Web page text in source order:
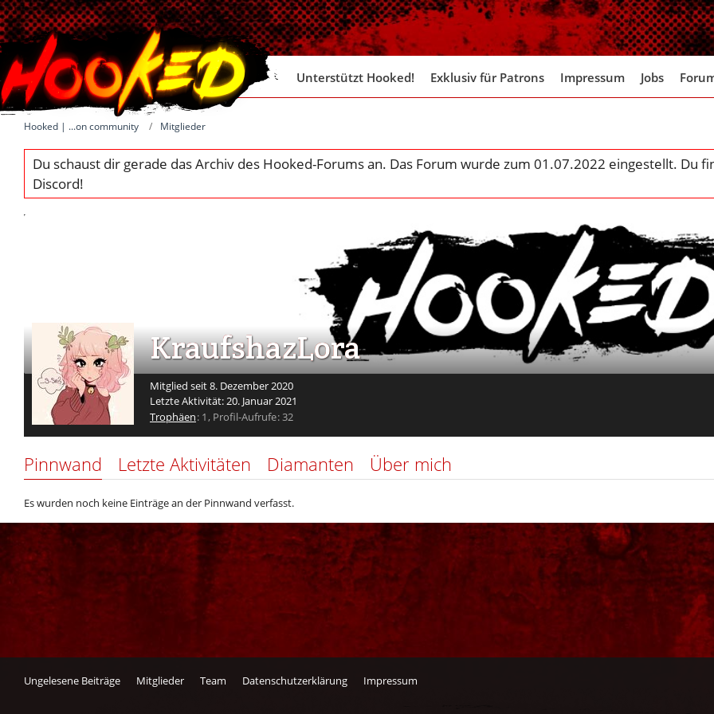
Unterstützt Hooked! Exklusiv für Patrons Impressum Jobs
Hooked | ...on community Mitglieder
KraufshazLora
Mitglied seit 8. Dezember 2020
Letzte Aktivität:20. Januar 2021
Trophäen 1 Profil-Aufrufe 32
Pinnwand Letzte Aktivitäten Diamanten Über mich
Es wurden noch keine Einträge an der Pinnwand verfasst.
Ungelesene Beiträge Mitglieder Team Datenschutzerklärung Impressum